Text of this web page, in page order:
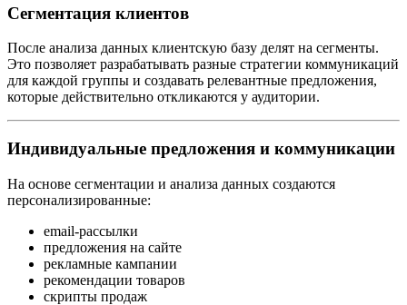
Сегментация клиентов
После анализа данных клиентскую базу делят на сегменты.
Это позволяет разрабатывать разные стратегии коммуникаций
для каждой группы и создавать релевантные предложения,
которые действительно откликаются у аудитории.
Индивидуальные предложения и коммуникации
На основе сегментации и анализа данных создаются
персонализированные:
email-рассылки
предложения на сайте
рекламные кампании
рекомендации товаров
скрипты продаж